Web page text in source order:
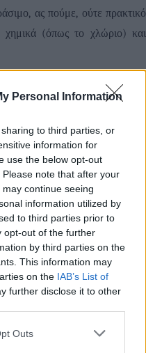
Personal Information
to third parties, or
information for
use the below opt-out
note that after your
continue seeing
information utilized by
to third parties prior to
opt-out of the further
by third parties on the
This information may
on the IAB’s List of
further disclose it to other
one or more Google
Outs
ας πούμε, ούτε πρακτικό
χημικά (όπως το χλώριο) και
εμφιαλωμένο νερό. Ωστόσο,
Κέντρο Οικολογικών
αποθήκευσης (υψηλές
βλαβερών ουσιών, όπως
πλαστικό από το οποίο είναι
πολυαιθυλένιο). Επιπλέον, το
στη μεταφορά του, ούτε
στο καθημερινό μαγείρεμα ή
φίλτρο νερού συνδυάζει